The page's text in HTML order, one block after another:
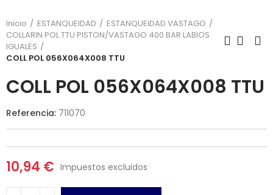
Inicio ESTANQUEIDAD
ESTANQUEIDAD VASTAGO
COLLARIN POL TTU PISTON/VASTAGO 400 BAR LABIOS
IGUALES
COLL POL 056X064X008 TTU
COLL POL 056X064X008 TTU
Referencia: 711070
10,94 € Impuestos excluidos